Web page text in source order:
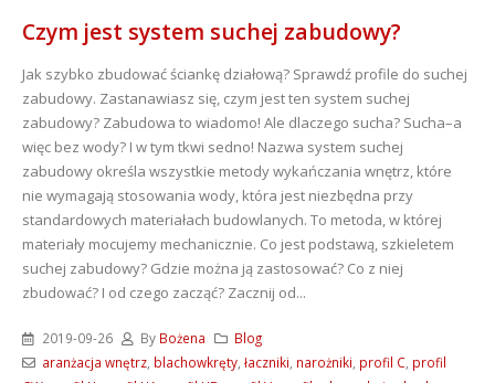
Czym jest system suchej zabudowy?
Jak szybko zbudować ściankę działową? Sprawdź profile do suchej
zabudowy. Zastanawiasz się, czym jest ten system suchej
zabudowy? Zabudowa to wiadomo! Ale dlaczego sucha? Sucha–a
więc bez wody? I w tym tkwi sedno! Nazwa system suchej
zabudowy określa wszystkie metody wykańczania wnętrz, które
nie wymagają stosowania wody, która jest niezbędna przy
standardowych materiałach budowlanych. To metoda, w której
materiały mocujemy mechanicznie. Co jest podstawą, szkieletem
suchej zabudowy? Gdzie można ją zastosować? Co z niej
zbudować? I od czego zacząć? Zacznij od...
2019-09-26 By Bożena
Blog
aranżacja wnętrz, blachowkręty, łaczniki narożniki profil C, profil